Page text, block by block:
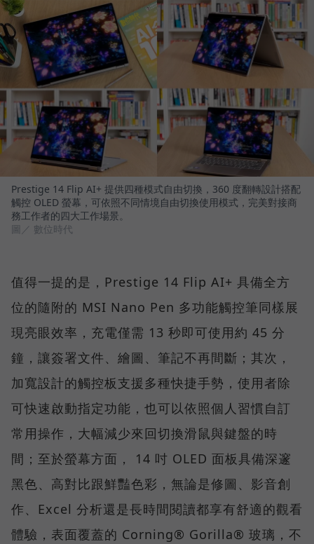
Prestige 14 Flip AI+ 提供四種模式自由切換，360 度翻轉設計搭配
觸控 OLED 螢幕，可依照不同情境自由切換使用模式，完美對接商
務工作者的四大工作場景。
圖／ 數位時代
值得一提的是，Prestige 14 Flip AI+ 具備全方
位的隨附的 MSI Nano Pen 多功能觸控筆同樣展
現亮眼效率，充電僅需 13 秒即可使用約 45 分
鐘，讓簽署文件、繪圖、筆記不再間斷；其次，
加寬設計的觸控板支援多種快捷手勢，使用者除
可快速啟動指定功能，也可以依照個人習慣自訂
常用操作，大幅減少來回切換滑鼠與鍵盤的時
間；至於螢幕方面， 14 吋 OLED 面板具備深邃
黑色、高對比跟鮮豔色彩，無論是修圖、影音創
作、Excel 分析還是長時間閱讀都享有舒適的觀看
體驗，表面覆蓋的 Corning® Gorilla® 玻璃，不